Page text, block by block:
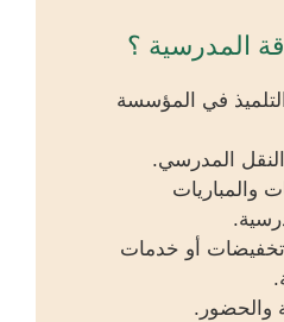
في المؤسسة
النقل المدرسي.
والمباريات
أو خدمات
والحضور.